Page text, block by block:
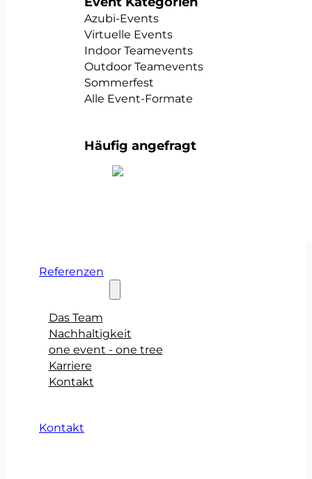
Azubi-Events
Virtuelle Events
Indoor Teamevents
Outdoor Teamevents
Sommerfest
Alle Event-Formate
Häufig angefragt
Referenzen
Das Team
Nachhaltigkeit
one event - one tree
Karriere
Kontakt
Kontakt